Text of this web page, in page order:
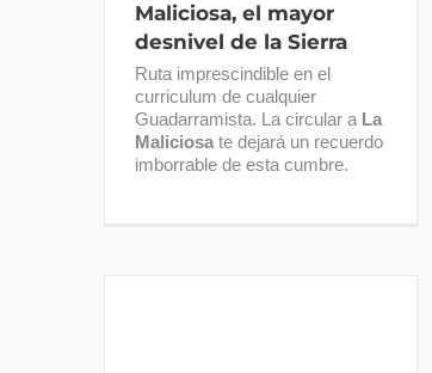
Maliciosa, el mayor
desnivel de la Sierra
Ruta imprescindible en el
curriculum de cualquier
Guadarramista. La circular a La
Maliciosa te dejará un recuerdo
imborrable de esta cumbre.